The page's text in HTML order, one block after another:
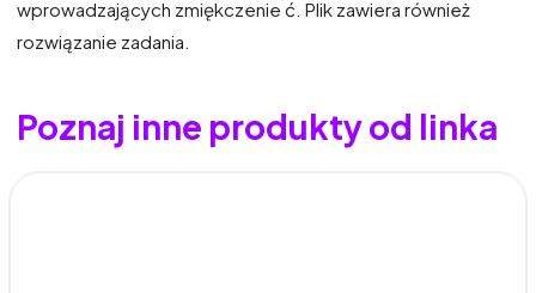
wprowadzających zmiękczenie ć. Plik zawiera również
rozwiązanie zadania.
Poznaj inne produkty od linka